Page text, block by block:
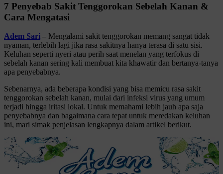
7 Penyebab Sakit Tenggorokan Sebelah Kanan &
Cara Mengatasi
Adem Sari – Mengalami sakit tenggorokan memang sangat tidak
nyaman, terlebih lagi jika rasa sakitnya hanya terasa di satu sisi.
Keluhan seperti nyeri atau perih saat menelan yang terfokus di
sebelah kanan sering kali membuat kita khawatir dan bertanya-tanya
apa penyebabnya.
Sebenarnya, ada beberapa kondisi yang bisa memicu rasa sakit
tenggorokan sebelah kanan, mulai dari infeksi virus yang umum
terjadi hingga iritasi lokal. Untuk memahami lebih jauh apa saja
penyebabnya dan bagaimana cara tepat untuk meredakan keluhan
ini, mari simak penjelasan lengkapnya dalam artikel berikut.